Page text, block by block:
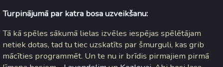
Turpinājumā par katra bosa uzveikšanu:
Tā kā spēles sākumā lielas izvēles iespējas spēlētājam
netiek dotas, tad tu tiec uzskatīts par šmurguli, kas grib
mācīties programmēt. Un te nu ir brīdis pirmajiem pirmā